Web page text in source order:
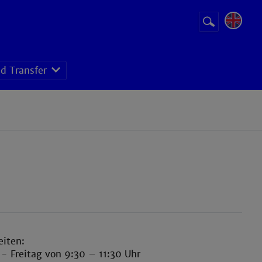
Suchbegriff
Suche
starten
Transfer
Freitag von 9:30 – 11:30 Uhr